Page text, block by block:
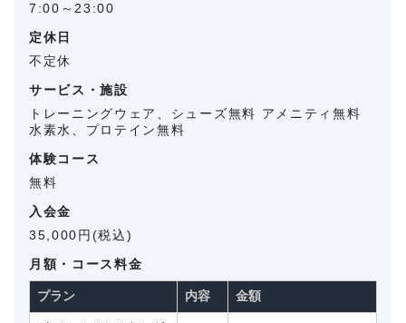
7:00～23:00
定休日
不定休
サービス・施設
トレーニングウェア、シューズ無料 アメニティ無料
水素水、プロテイン無料
体験コース
無料
入会金
35,000円(税込)
月額・コース料金
プラン 内容 金額